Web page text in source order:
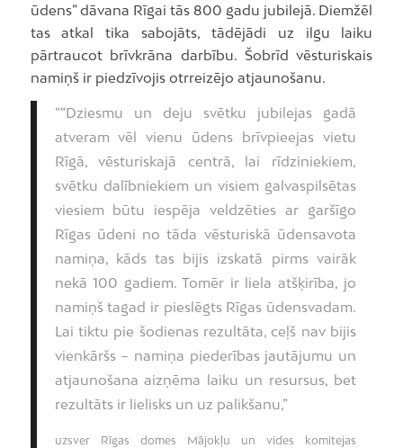
ūdens” dāvana Rīgai tās 800 gadu jubilejā. Diemžēl
tas atkal tika sabojāts, tādējādi uz ilgu laiku
pārtraucot brīvkrāna darbību. Šobrīd vēsturiskais
namiņš ir piedzīvojis otrreizējo atjaunošanu.
““Dziesmu un deju svētku jubilejas gadā
atveram vēl vienu ūdens brīvpieejas vietu
Rīgā, vēsturiskajā centrā, lai rīdziniekiem,
svētku dalībniekiem un visiem galvaspilsētas
viesiem būtu iespēja veldzēties ar garšīgo
Rīgas ūdeni no tāda vēsturiskā ūdensavota
namiņa, kāds tas bijis izskatā pirms vairāk
nekā 100 gadiem. Tomēr ir liela atšķirība, jo
namiņš tagad ir pieslēgts Rīgas ūdensvadam.
Lai tiktu pie šodienas rezultāta, ceļš nav bijis
vienkāršs – namiņa piederības jautājumu un
atjaunošana aizņēma laiku un resursus, bet
rezultāts ir lielisks un uz palikšanu,”
uzsver Rīgas domes Mājokļu un vides komitejas